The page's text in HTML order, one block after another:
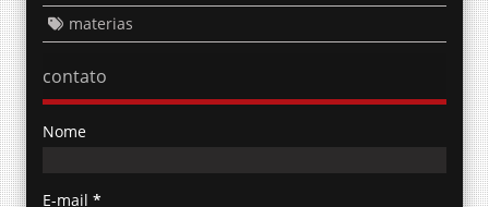
materias
contato
Nome
E-mail *